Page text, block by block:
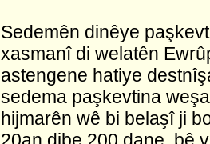
Sedemên dinêye
xasmanî di welatên
astengene hatiye
sedema paşkevtina
hijmarên wê bi belaşî ji